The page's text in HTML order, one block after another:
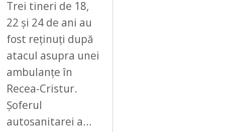
Trei tineri de 18,
22 și 24 de ani au
fost reținuți după
atacul asupra unei
ambulanțe în
Recea-Cristur.
Șoferul
autosanitarei a…